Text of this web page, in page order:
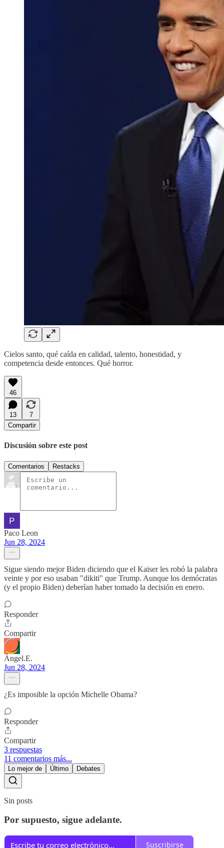
Cielos santo, qué caída en calidad, talento, honestidad, y
competencia desde entonces. Qué horror.
46
13
7
Compartir
Discusión sobre este post
Comentarios Restacks
Paco Leon
Jun 28, 2024
Sigue siendo mejor Biden diciendo que el Kaiser les robó la palabra
veinte y por eso usaban "dikiti" que Trump. Aunque los demócratas
(y el propio Biden) deberían haber tomado la decisión en enero.
Responder
Compartir
Ángel.E.
Jun 28, 2024
¿Es imposible la opción Michelle Obama?
Responder
Compartir
3 respuestas
11 comentarios más...
Lo mejor de Último Debates
Sin posts
Por supuesto, sigue adelante.
Suscribirse